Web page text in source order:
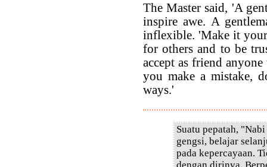
The Master said, 'A
inspire awe. A
inflexible. 'Make it
for others and to be
accept as friend
you make a mistake,
ways.'
Suatu pepatah,
gengsi, belajar
pada kepercayaan.
dengan dirinya.